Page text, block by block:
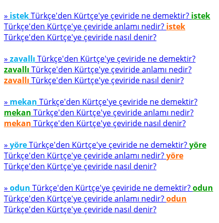
» istekTürkçe'den Kürtçe'ye çeviride ne demektir? istek
Türkçe'den Kürtçe'ye çeviride anlamı nedir? istek
Türkçe'den Kürtçe'ye çeviride nasıl denir?
» zavallı Türkçe'den Kürtçe'ye çeviride ne demektir?
zavallı Türkçe'den Kürtçe'ye çeviride anlamı nedir?
zavallı Türkçe'den Kürtçe'ye çeviride nasıl denir?
» mekan Türkçe'den Kürtçe'ye çeviride ne demektir?
mekan Türkçe'den Kürtçe'ye çeviride anlamı nedir?
mekan Türkçe'den Kürtçe'ye çeviride nasıl denir?
» yöreTürkçe'den Kürtçe'ye çeviride ne demektir?yöre
Türkçe'den Kürtçe'ye çeviride anlamı nedir?yöre
Türkçe'den Kürtçe'ye çeviride nasıl denir?
» odun Türkçe'den Kürtçe'ye çeviride ne demektir?odun
Türkçe'den Kürtçe'ye çeviride anlamı nedir?odun
Türkçe'den Kürtçe'ye çeviride nasıl denir?